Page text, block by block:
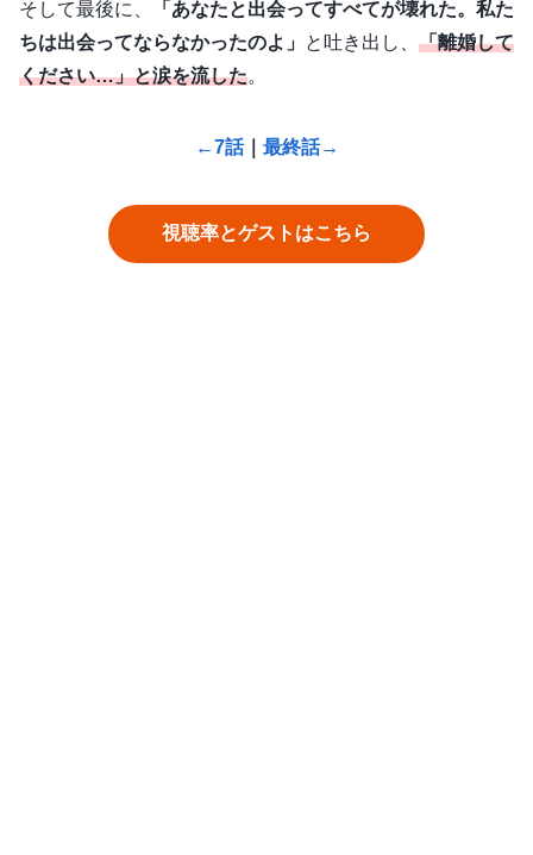
そして最後に、
「あなたと出会ってすべてが壊れた。私た
ちは出会ってならなかったのよ」 と吐き出し、 「離婚して
ください…」と涙を流した。
←7話｜ 最終話→
視聴率とゲストはこちら